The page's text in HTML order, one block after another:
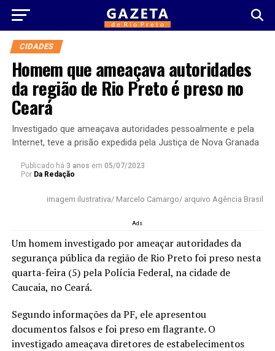
CIDADES
Homem que ameaçava autoridades
da região de Rio Preto é preso no
Ceará
Investigado que ameaçava autoridades pessoalmente e pela
Internet, teve a prisão expedida pela Justiça de Nova Granada
Publicado há 3 anos em 05/07/2023
Por Da Redação
imagem ilustrativa/ Marcelo Camargo/ arquivo Agência Brasil
Ads
Um homem investigado por ameaçar autoridades da
segurança pública da região de Rio Preto foi preso nesta
quarta-feira (5) pela Polícia Federal, na cidade de
Caucaia, no Ceará.
Segundo informações da PF, ele apresentou
documentos falsos e foi preso em flagrante. O
investigado ameaçava diretores de estabelecimentos